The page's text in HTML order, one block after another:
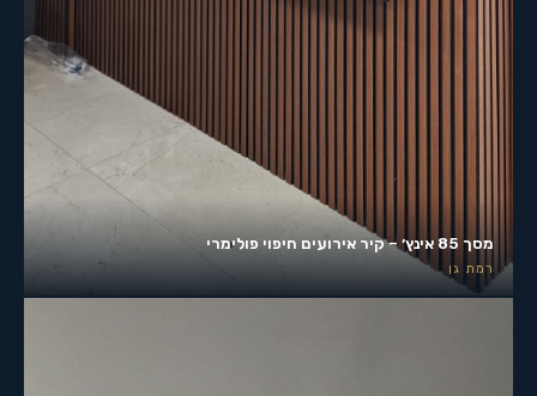
מסך 85 אינץ׳ – קיר אירועים חיפוי פולימרי
רמת גן